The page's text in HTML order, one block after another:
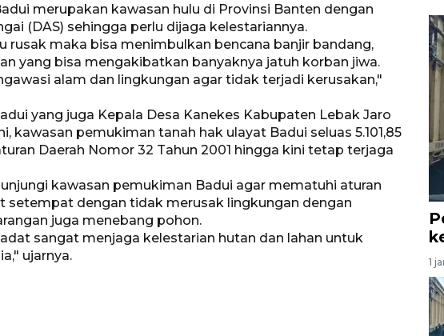
merupakan kawasan hulu di Provinsi Banten dengan
(DAS) sehingga perlu dijaga kelestariannya.
rusak maka bisa menimbulkan bencana banjir bandang,
yang bisa mengakibatkan banyaknya jatuh korban jiwa.
alam dan lingkungan agar tidak terjadi kerusakan,"
yang juga Kepala Desa Kanekes Kabupaten Lebak Jaro
kawasan pemukiman tanah hak ulayat Badui seluas 5.101,85
Daerah Nomor 32 Tahun 2001 hingga kini tetap terjaga
kawasan pemukiman Badui agar mematuhi aturan
setempat dengan tidak merusak lingkungan dengan
juga menebang pohon.
sangat menjaga kelestarian hutan dan lahan untuk
ujarnya.
1